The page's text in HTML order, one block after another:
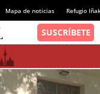
Mapa de noticias Refugio